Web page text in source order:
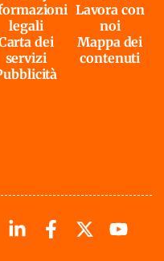
legali
dei
servizi
Lavora con
noi
Mappa dei
contenuti